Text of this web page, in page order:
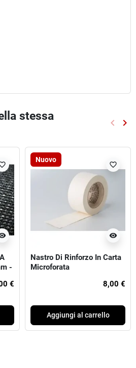
stessa
keyboard_arrow_left keyboard_arrow_right
-
€
Nuovo
visibility
favorite_border
Nastro Di Rinforzo In Carta
Microforata
8,00 €
Aggiungi al carrello